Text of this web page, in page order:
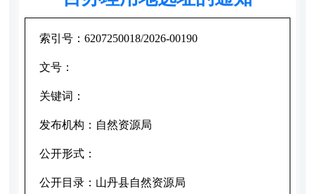
索引号： 6207250018/2026-00190
文号：
关键词：
发布机构： 自然资源局
公开形式：
公开目录： 山丹县自然资源局